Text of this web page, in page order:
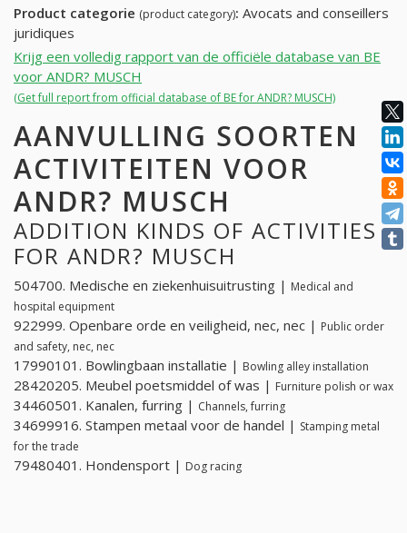
Product categorie (product category): Avocats and conseillers
juridiques
Krijg een volledig rapport van de officiële database van BE
voor ANDR? MUSCH
(Get full report from official database of BE for ANDR? MUSCH)
AANVULLING SOORTEN
ACTIVITEITEN VOOR
ANDR? MUSCH
ADDITION KINDS OF ACTIVITIES
FOR ANDR? MUSCH
504700. Medische en ziekenhuisuitrusting | Medical and
hospital equipment
922999. Openbare orde en veiligheid, nec, nec | Public order
and safety, nec, nec
17990101. Bowlingbaan installatie | Bowling alley installation
28420205. Meubel poetsmiddel of was | Furniture polish or wax
34460501. Kanalen, furring | Channels, furring
34699916. Stampen metaal voor de handel | Stamping metal
for the trade
79480401. Hondensport | Dog racing